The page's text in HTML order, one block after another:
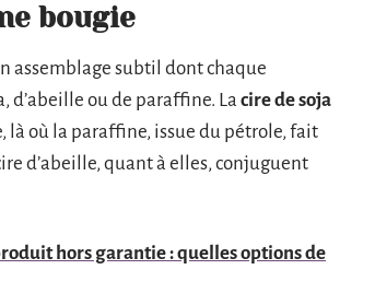
bougie
assemblage subtil dont chaque
d’abeille ou de paraffine. La cire de soja
là où la paraffine, issue du pétrole, fait
d’abeille, quant à elles, conjuguent
hors garantie : quelles options de